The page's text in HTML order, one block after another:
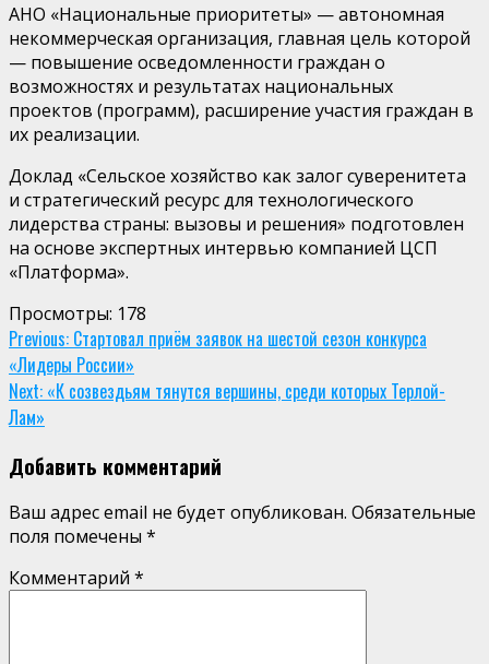
АНО «Национальные приоритеты» —автономная
некоммерческая организация, главная цель которой
— повышение осведомленности граждан о
возможностях и результатах национальных
проектов (программ), расширение участия граждан в
их реализации.
Доклад «Сельское хозяйство как залог суверенитета
и стратегический ресурс для технологического
лидерства страны: вызовы и решения» подготовлен
на основе экспертных интервью компанией ЦСП
«Платформа».
Просмотры: 178
Continue
Reading
Previous: Стартовал приём заявок на шестой сезон конкурса
«Лидеры России»
Next: «К созвездьям тянутся вершины, среди которых Терлой-
Лам»
Добавить комментарий
Ваш адрес email не будет опубликован. Обязательные
поля помечены *
Комментарий *